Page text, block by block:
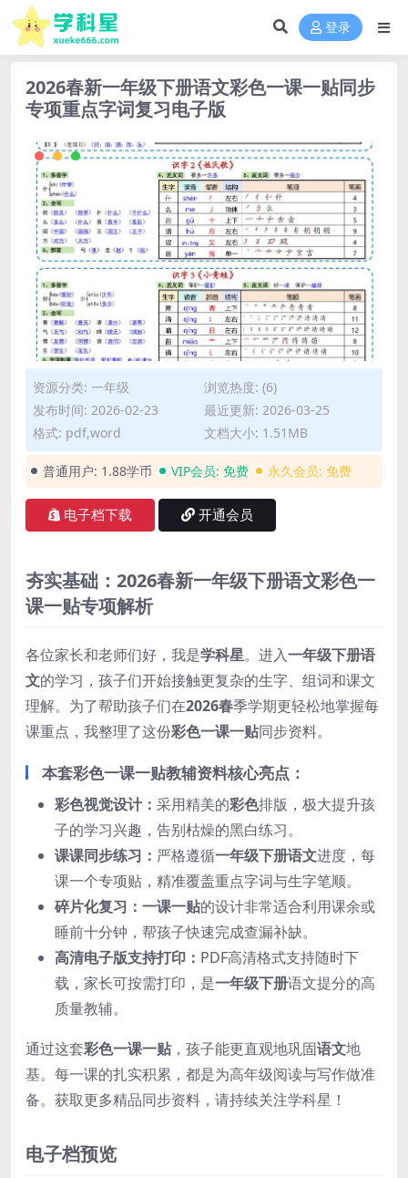
登录
2026春新一年级下册语文彩色一课一贴同步
专项重点字词复习电子版
资源分类: 一年级
浏览热度: (6)
发布时间: 2026-02-23
最近更新: 2026-03-25
格式: pdf,word
文档大小: 1.51MB
普通用户: 1.88学币 VIP会员: 免费 永久会员: 免费
电子档下载 开通会员
夯实基础：2026春新一年级下册语文彩色一
课一贴专项解析
各位家长和老师们好，我是学科星。进入一年级下册语
文的学习，孩子们开始接触更复杂的生字、组词和课文
理解。为了帮助孩子们在2026春季学期更轻松地掌握每
课重点，我整理了这份彩色一课一贴同步资料。
本套彩色一课一贴教辅资料核心亮点：
彩色视觉设计： 采用精美的彩色排版，极大提升孩
子的学习兴趣，告别枯燥的黑白练习。
课课同步练习： 严格遵循一年级下册语文进度，每
课一个专项贴，精准覆盖重点字词与生字笔顺。
碎片化复习： 一课一贴的设计非常适合利用课余或
睡前十分钟，帮孩子快速完成查漏补缺。
高清电子版支持打印： PDF高清格式支持随时下
载，家长可按需打印，是一年级下册语文提分的高
质量教辅。
通过这套彩色一课一贴，孩子能更直观地巩固语文地
基。每一课的扎实积累，都是为高年级阅读与写作做准
备。获取更多精品同步资料，请持续关注学科星！
电子档预览